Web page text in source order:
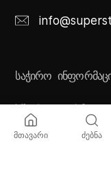
ᲡᲐᲭᲘᲠᲝ
ხშირად დასმული
კითხვები
მიწოდების
გადახდის
მთავარი ძებნა